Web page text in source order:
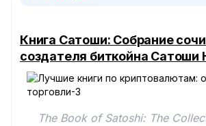
Книга Сатоши: Собрание
создателя биткойна Сатоши
The Book of Satoshi: The